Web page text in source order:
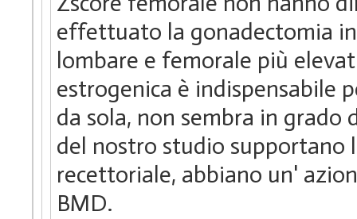
effettuato la gonadectomia
lombare e femorale più
estrogenica è indispensabile
da sola, non sembra in
del nostro studio supportano
recettoriale, abbiano un'
BMD.